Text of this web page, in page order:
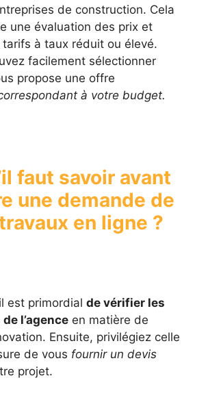
de construction. Cela
une évaluation des prix et
tarifs à taux réduit ou élevé.
facilement sélectionner
propose une offre
à votre budget.
faut savoir avant
une demande de
en ligne ?
est primordial de vérifier les
l’agence en matière de
Ensuite, privilégiez celle
de vous fournir un devis
projet.